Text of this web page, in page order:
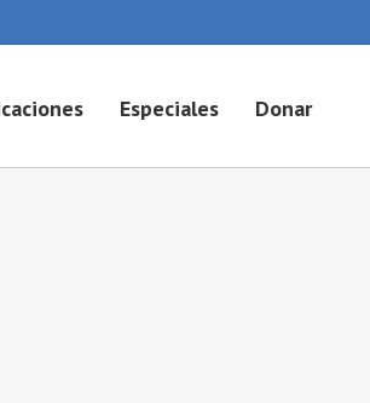
Especiales Donar